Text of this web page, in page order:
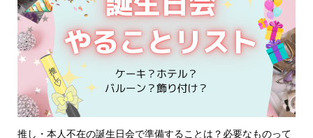
推し・本人不在の誕生日会で準備することは？必要なものって